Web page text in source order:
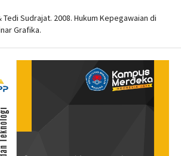
Sudrajat. 2008. Hukum Kepegawaian di
Grafika.